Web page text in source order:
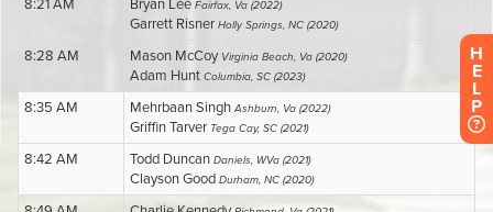
H
E
L
P